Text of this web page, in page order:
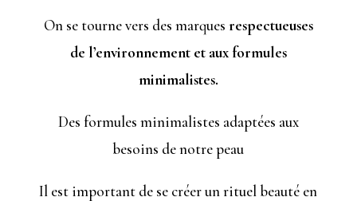
On se tourne vers des marques respectueuses
de l’environnement et aux formules
minimalistes.
Des formules minimalistes adaptées aux
besoins de notre peau
Il est important de se créer un rituel beauté en